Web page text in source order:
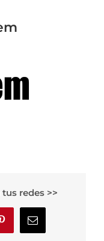
redes >>
PinterestCorreo
electrónico